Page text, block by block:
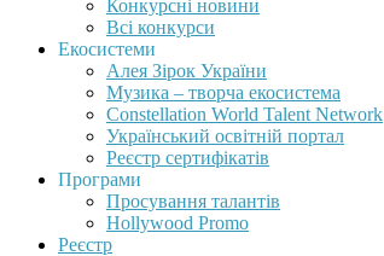
Конкурсні новини
Всі конкурси
Екосистеми
Алея Зірок України
Музика – творча екосистема
Constellation World Talent Network
Український освітній портал
Реєстр сертифікатів
Програми
Просування талантів
Hollywood Promo
Реєстр